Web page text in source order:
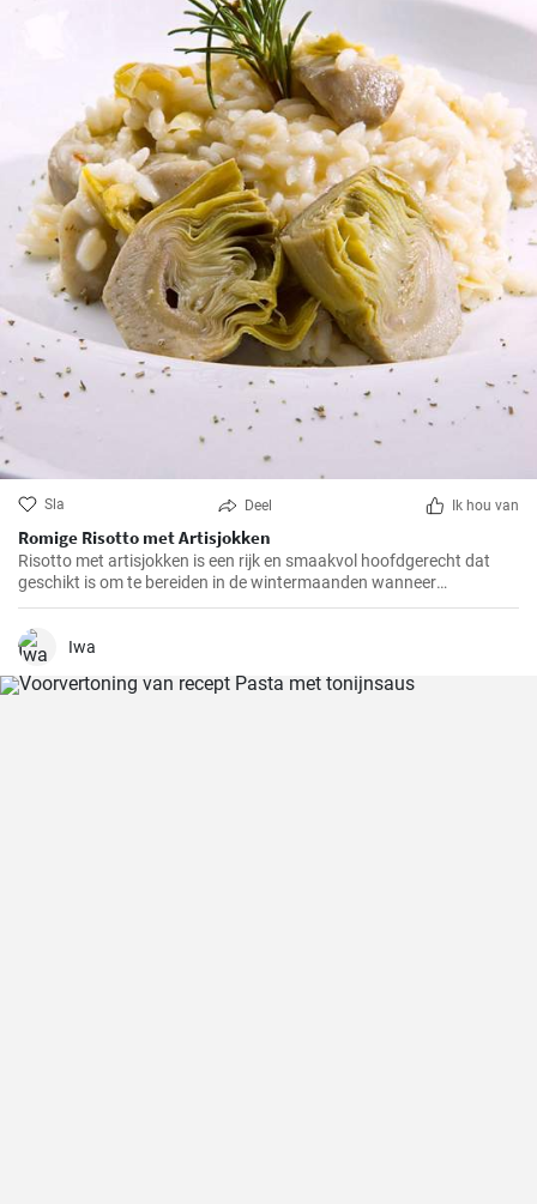
Sla Deel Ik hou van
Romige Risotto met Artisjokken
Risotto met artisjokken is een rijk en smaakvol hoofdgerecht dat
geschikt is om te bereiden in de wintermaanden wanneer
artisjokken in het seizoen zijn. Deze romige versie wordt gemaakt
met goede Parmezaanse kaas en een handvol gehakte noten.
Iwa